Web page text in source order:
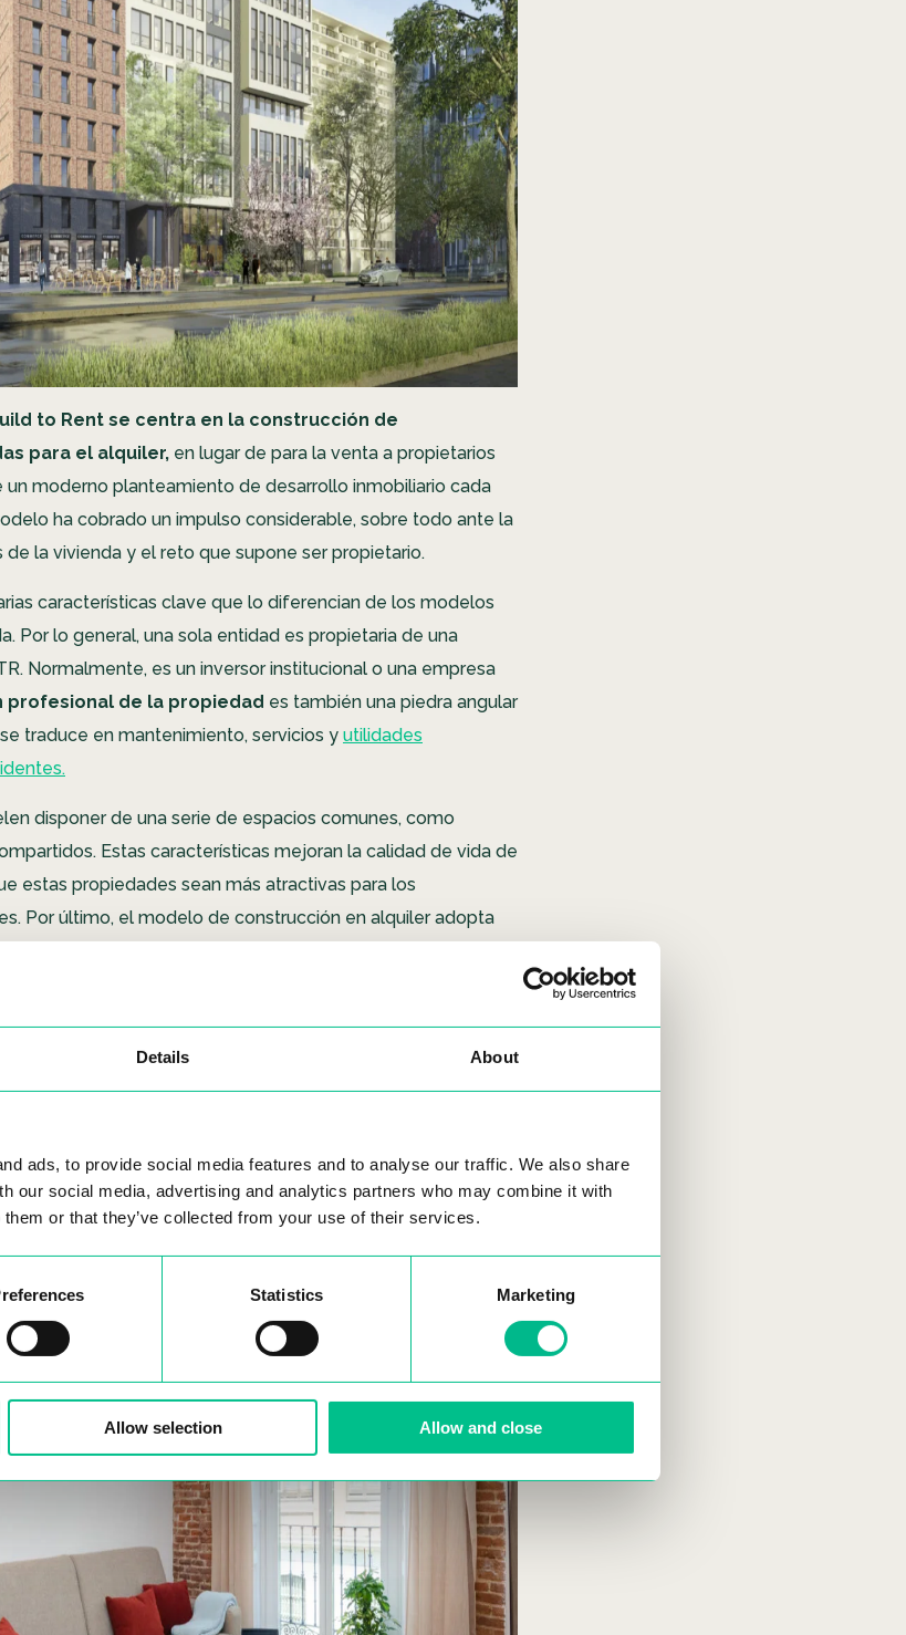
Details About
ads, to provide social media features and to analyse our traffic. We also share
our social media, advertising and analytics partners who may combine it with
or that they’ve collected from your use of their services.
Statistics Marketing
Allow selection Allow and close
to Rent se centra en la construcción de
para el alquiler, en lugar de para la venta a propietarios
un moderno planteamiento de desarrollo inmobiliario cada
ha cobrado un impulso considerable, sobre todo ante la
de la vivienda y el reto que supone ser propietario.
características clave que lo diferencian de los modelos
Por lo general, una sola entidad es propietaria de una
Normalmente, es un inversor institucional o una empresa
profesional de la propiedad es también una piedra angular
traduce en mantenimiento, servicios y utilidades
disponer de una serie de espacios comunes, como
Estas características mejoran la calidad de vida de
estas propiedades sean más atractivas para los
Por último, el modelo de construcción en alquiler adopta
a lo largo del tiempo, en lugar de perseguir
to Rent es una tendencia